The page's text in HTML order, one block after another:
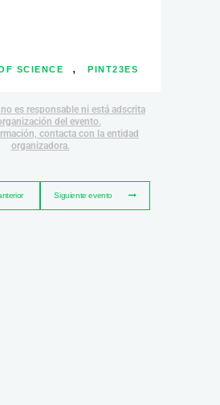
SCIENCE , PINT23ES
es responsable ni está adscrita
del evento.
contacta con la entidad
organizadora.
Siguiente evento